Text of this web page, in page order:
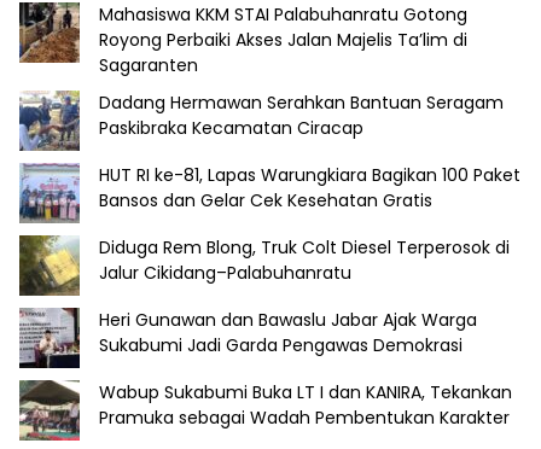
Mahasiswa KKM STAI Palabuhanratu Gotong
Royong Perbaiki Akses Jalan Majelis Ta’lim di
Sagaranten
Dadang Hermawan Serahkan Bantuan Seragam
Paskibraka Kecamatan Ciracap
HUT RI ke-81, Lapas Warungkiara Bagikan 100 Paket
Bansos dan Gelar Cek Kesehatan Gratis
Diduga Rem Blong, Truk Colt Diesel Terperosok di
Jalur Cikidang–Palabuhanratu
Heri Gunawan dan Bawaslu Jabar Ajak Warga
Sukabumi Jadi Garda Pengawas Demokrasi
Wabup Sukabumi Buka LT I dan KANIRA, Tekankan
Pramuka sebagai Wadah Pembentukan Karakter